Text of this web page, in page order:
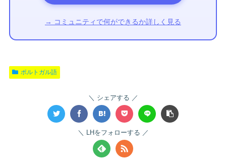
→ コミュニティで何ができるか詳しく見る
ポルトガル語
シェアする
LHをフォローする